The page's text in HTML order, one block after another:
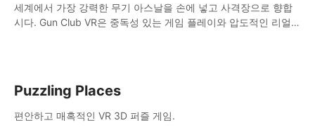
세계에서 가장 강력한 무기 아스날을 손에 넣고 사격장으로 향합
시다. Gun Club VR은 중독성 있는 게임 플레이와 압도적인 리얼리
Puzzling Places
편안하고 매혹적인 VR 3D 퍼즐 게임.